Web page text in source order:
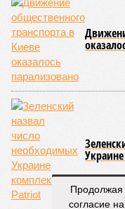
строительства не
строительства, ни
Напрашивается
декларируемая
проблемные объекты
Лосиноостровской,
Люблино? И означает
что в реальности
определён?Митингии
2025–2026 годах,
последние месяцы в
называть даже
расстроенные
Продолжая
согласие